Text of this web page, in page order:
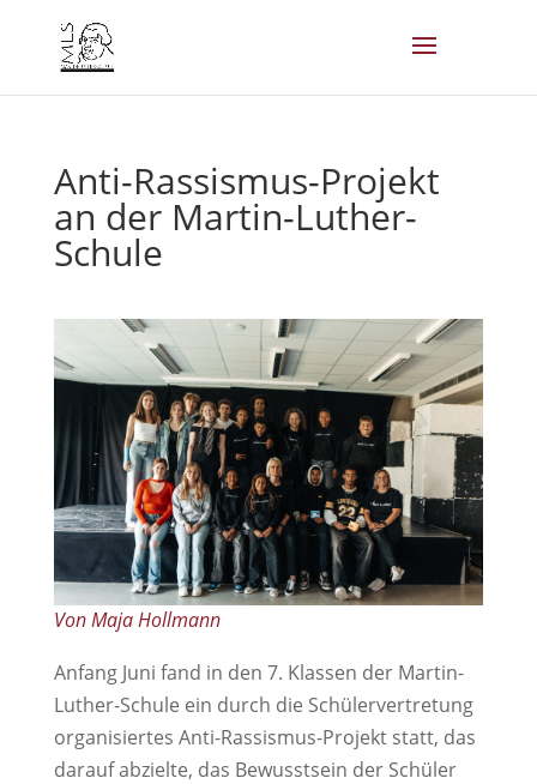
Anti-Rassismus-Projekt
an der Martin-Luther-
Schule
Von Maja Hollmann
Anfang Juni fand in den 7. Klassen der Martin-
Luther-Schule ein durch die Schülervertretung
organisiertes Anti-Rassismus-Projekt statt, das
darauf abzielte, das Bewusstsein der Schüler